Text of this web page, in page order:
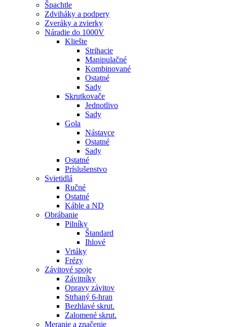
Špachtle
Zdviháky a podpery
Zveráky a zvierky
Náradie do 1000V
Kliešte
Strihacie
Manipulačné
Kombinované
Ostatné
Sady
Skrutkovače
Jednotlivo
Sady
Gola
Nástavce
Ostatné
Sady
Ostatné
Príslušenstvo
Svietidlá
Ručné
Ostatné
Káble a ND
Obrábanie
Pilníky
Štandard
Ihlové
Vrtáky
Frézy
Závitové spoje
Závitníky
Opravy závitov
Strhaný 6-hran
Bezhlavé skrut.
Zalomené skrut.
Meranie a značenie